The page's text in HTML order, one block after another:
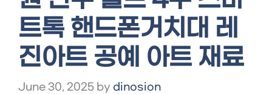
트톡 핸드폰거치대 레
진아트 공예 아트 재료
June 30, 2025 by dinosion